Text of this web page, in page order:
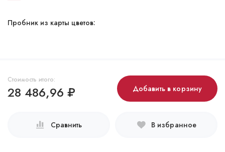
Пробник из карты цветов:
Стоимость итого:
28 486,96 ₽ Добавить в корзину
Сравнить В избранное